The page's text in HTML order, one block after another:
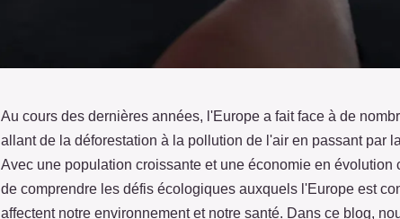
Au cours des dernières années, l'Europe a fait face à de
allant de la déforestation à la pollution de l'air en passant par
Avec une population croissante et une économie en évolution
de comprendre les défis écologiques auxquels l'Europe est
affectent notre environnement et notre santé. Dans ce blog,